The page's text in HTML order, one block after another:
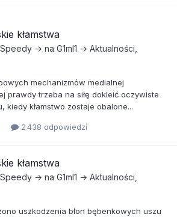
kłamstwa
Speedy → na G1ml1 → Aktualności,
mechanizmów medialnej
prawdy trzeba na siłę dokleić oczywiste
kiedy kłamstwo zostaje obalone...
2 438 odpowiedzi
kłamstwa
Speedy → na G1ml1 → Aktualności,
uszkodzenia błon bębenkowych uszu